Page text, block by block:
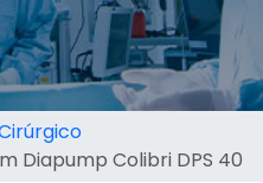
Diapump Colibri DPS 40